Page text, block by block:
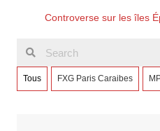
navigationControverse sur les îles
Tous FXG Paris Caraibes